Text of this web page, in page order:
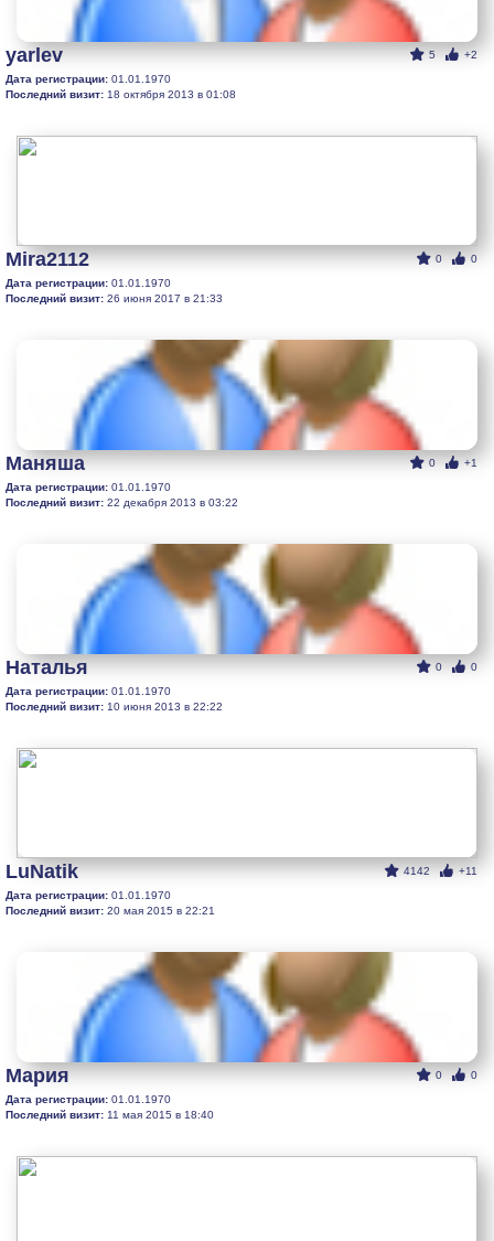
5 +2
yarlev
Дата регистрации: 01.01.1970
Последний визит: 18 октября 2013 в 01:08
0 0
Mira2112
Дата регистрации: 01.01.1970
Последний визит: 26 июня 2017 в 21:33
0 +1
Маняша
Дата регистрации: 01.01.1970
Последний визит: 22 декабря 2013 в 03:22
0 0
Наталья
Дата регистрации: 01.01.1970
Последний визит: 10 июня 2013 в 22:22
4142 +11
LuNatik
Дата регистрации: 01.01.1970
Последний визит: 20 мая 2015 в 22:21
0 0
Мария
Дата регистрации: 01.01.1970
Последний визит: 11 мая 2015 в 18:40